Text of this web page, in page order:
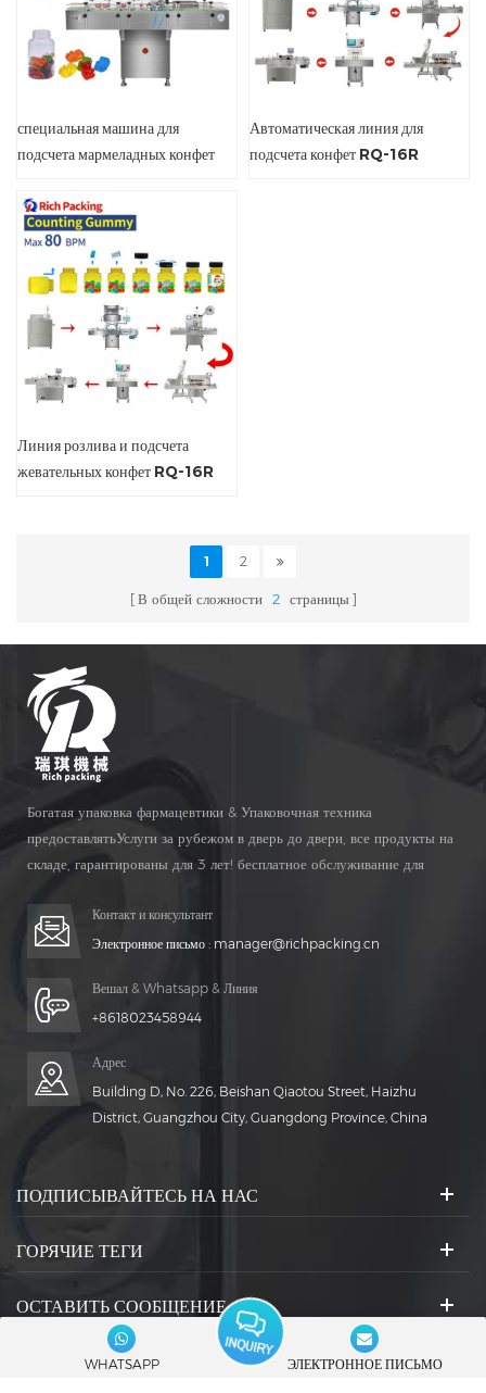
специальная машина для
подсчета мармеладных конфет
Автоматическая линия для
подсчета конфет RQ-16R
Линия розлива и подсчета
жевательных конфет RQ-16R
1 2
В общей сложности 2 страницы
Богатая упаковка фармацевтики & Упаковочная техника
предоставлятьУслуги за рубежом в дверь до двери, все продукты на
складе, гарантированы для 3 лет! бесплатное обслуживание для
Контакт и консультант
Электронное письмо : manager@richpacking.cn
Вешал & Whatsapp & Линия
+8618023458944
Адрес
Building D, No. 226, Beishan Qiaotou Street, Haizhu
District, Guangzhou City, Guangdong Province, China
ПОДПИСЫВАЙТЕСЬ НА НАС
ГОРЯЧИЕ ТЕГИ
ОСТАВИТЬ СООБЩЕНИЕ
СОЦИАЛЬНЫЕ ИКОНКИ :
WHATSAPP ЭЛЕКТРОННОЕ ПИСЬМО